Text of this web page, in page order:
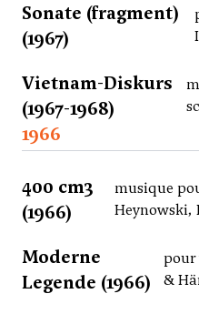
Sonate (fragment)
(1967)
Vietnam-Diskurs
(1967-1968)
1966
400 cm3
(1966)
musique
Heynowski,
Moderne
Legende (1966)
pour
&